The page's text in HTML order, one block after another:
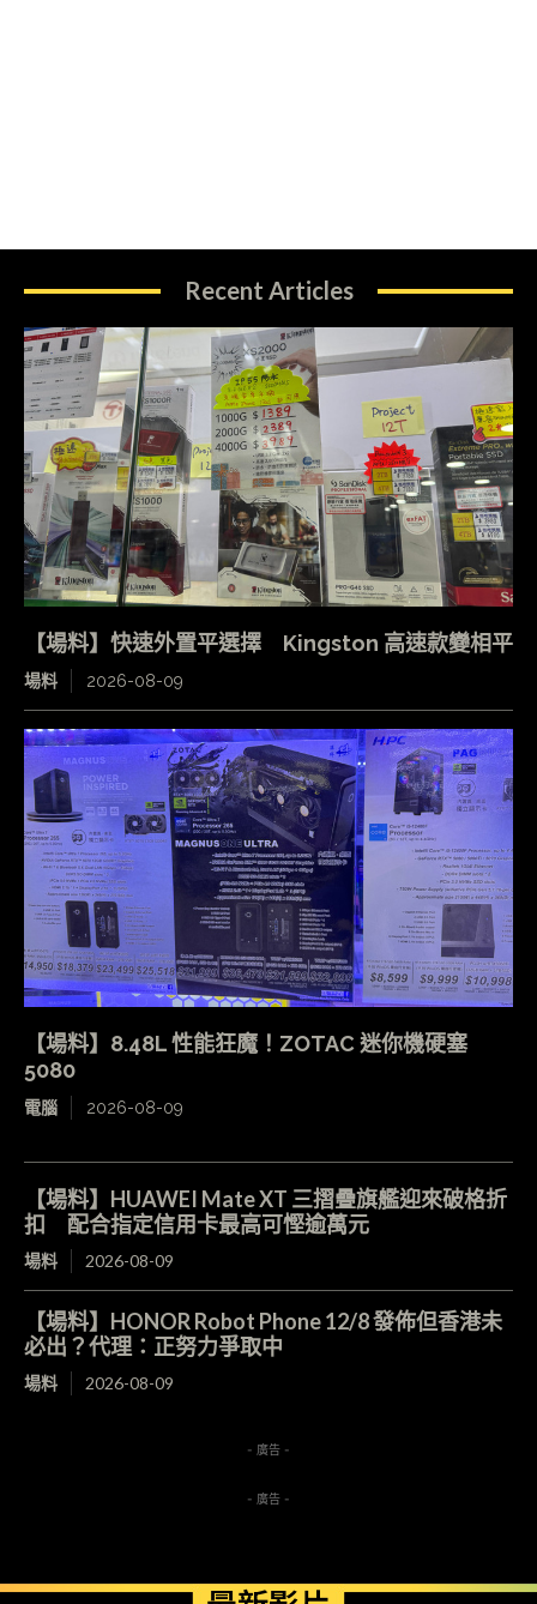
Recent Articles
【場料】快速外置平選擇 Kingston 高速款變相平
場料 2026-08-09
【場料】8.48L 性能狂魔！ZOTAC 迷你機硬塞
5080
電腦 2026-08-09
【場料】HUAWEI Mate XT 三摺疊旗艦迎來破格折
扣 配合指定信用卡最高可慳逾萬元
場料 2026-08-09
【場料】HONOR Robot Phone 12/8 發佈但香港未
必出？代理：正努力爭取中
場料 2026-08-09
- 廣告 -
- 廣告 -